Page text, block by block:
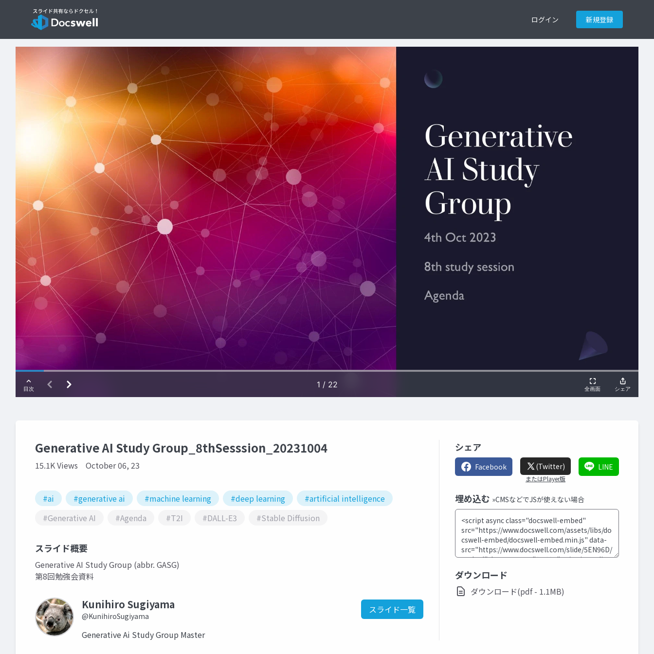
ログイン 新規登録
Generative AI Study Group_8thSesssion_20231004
15.1K Views October 06, 23
#ai #generative ai #machine learning #deep learning
#artificial intelligence
#Generative AI
#Agenda #T2I #DALL-E3 #Stable Diffusion
スライド概要
Generative AI Study Group (abbr. GASG)
第8回勉強会資料
Kunihiro Sugiyama
@KunihiroSugiyama
スライド一覧
Generative Ai Study Group Master
シェア
Facebook (Twitter)
またはPlayer版
LINE
埋め込む »CMSなどでJSが使えない場合
ダウンロード
ダウンロード(pdf - 1.1MB)